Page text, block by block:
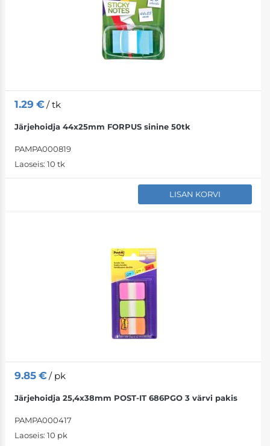
1.29 €/ tk
Järjehoidja 44x25mm FORPUS sinine 50tk
PAMPA000819
Laoseis: 10 tk
LISAN KORVI
9.85 €/ pk
Järjehoidja 25,4x38mm POST-IT 686PGO 3 värvi pakis
PAMPA000417
Laoseis: 10 pk